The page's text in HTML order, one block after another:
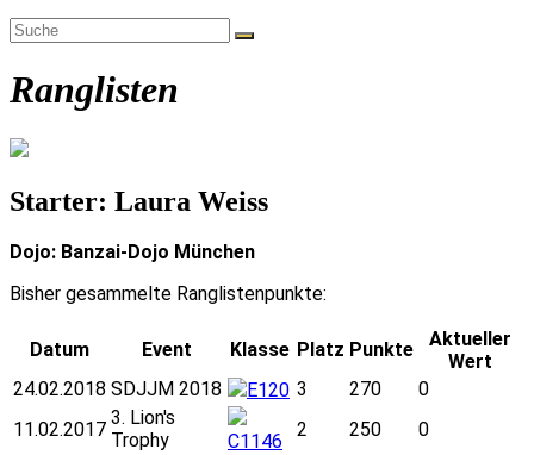
Ranglisten
Starter: Laura Weiss
Dojo: Banzai-Dojo München
Bisher gesammelte Ranglistenpunkte:
Datum Event Klasse Platz Punkte
Aktueller
Wert
24.02.2018 SDJJM 2018 E120 3 270
0
11.02.2017
3. Lion's
Trophy
C1146
2 250 0